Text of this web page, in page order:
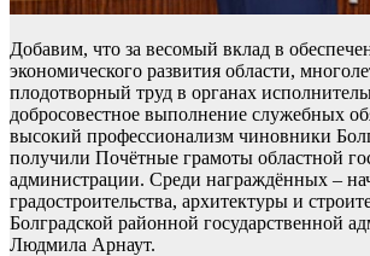
Добавим, что за весомый вклад в
экономического развития области,
плодотворный труд в органах
добросовестное выполнение служебных
высокий профессионализм чиновники
получили Почётные грамоты областной
администрации. Среди награждённых –
градостроительства, архитектуры и
Болградской районной государственной
Людмила Арнаут.